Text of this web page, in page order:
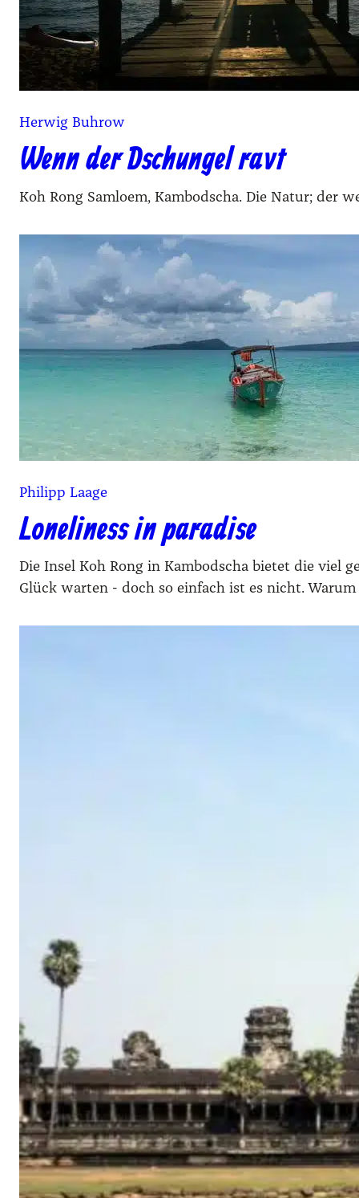
Herwig Buhrow
Wenn der Dschungel ravt
Koh Rong Samloem, Kambodscha. Die Natur; der
Philipp Laage
Loneliness in paradise
Die Insel Koh Rong in Kambodscha bietet die viel
Glück warten - doch so einfach ist es nicht.